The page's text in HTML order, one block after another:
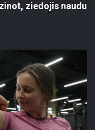
ziedojis naudu